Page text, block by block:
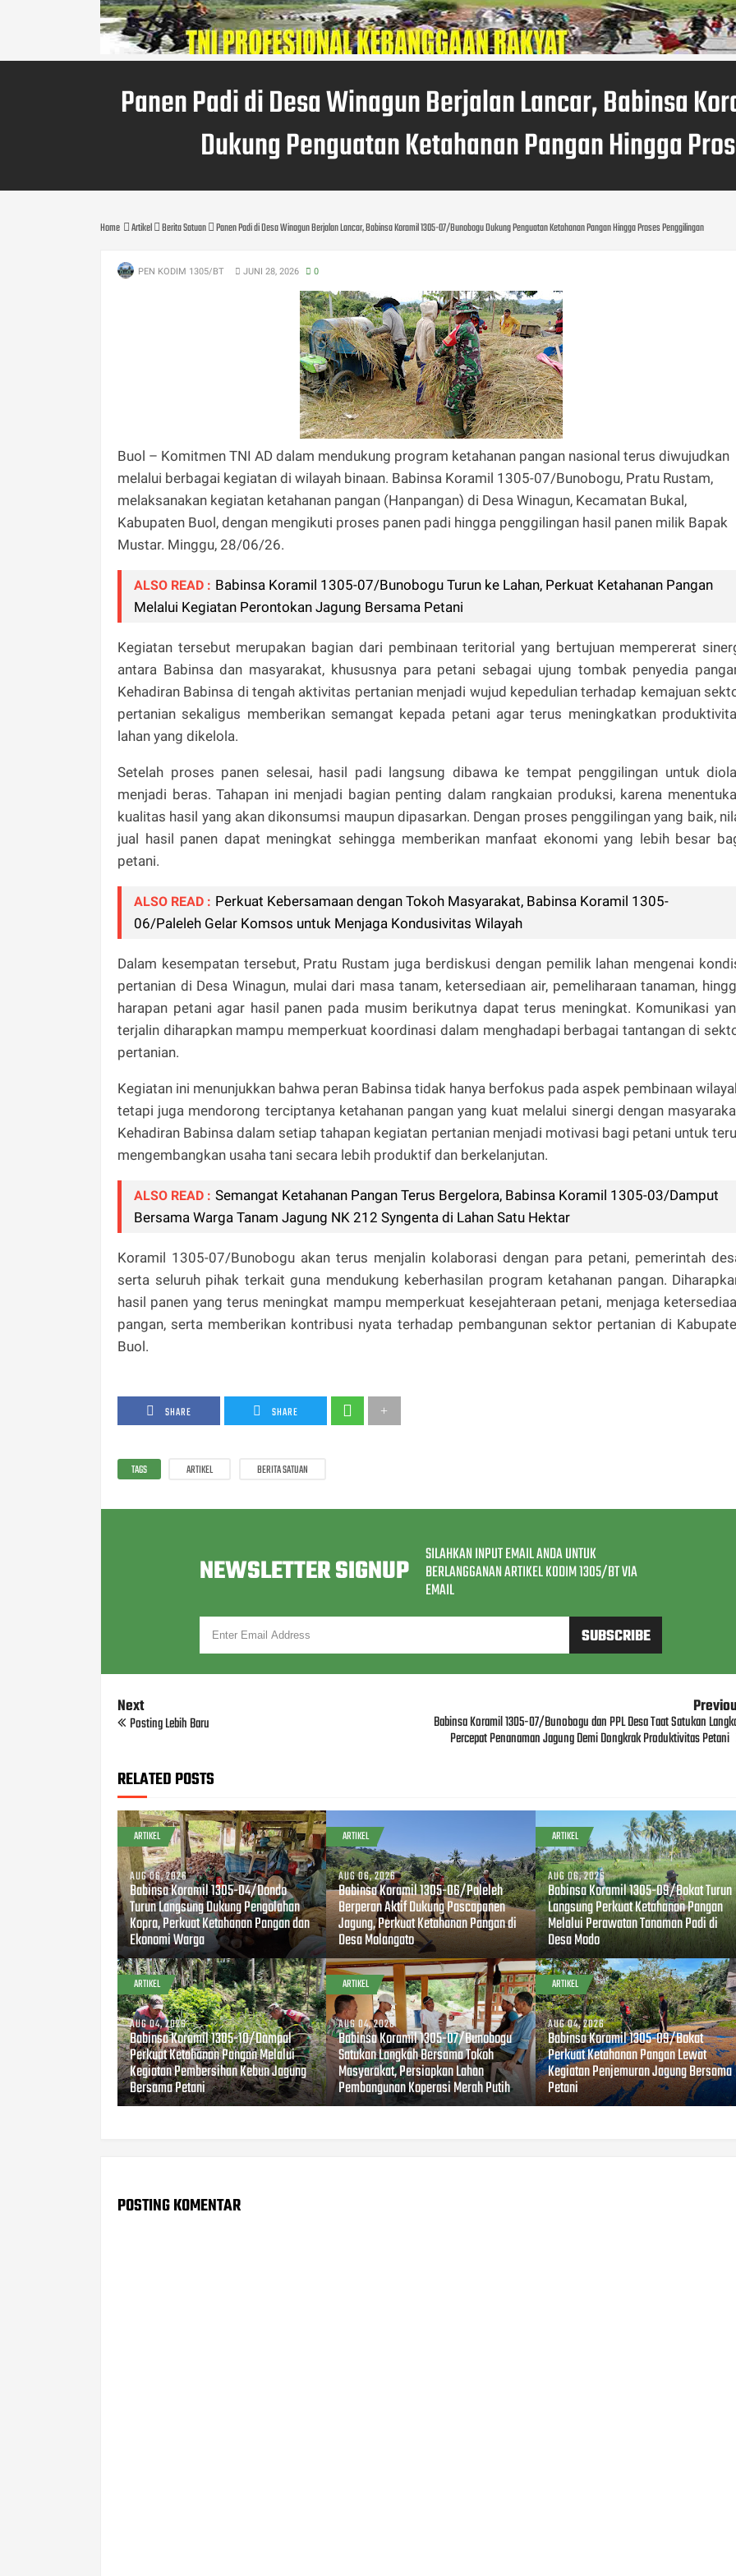
Panen Padi di Desa Winagun Berjalan Lancar, Babinsa
Dukung Penguatan Ketahanan Pangan Hingga
Home Artikel Berita Satuan Panen Padi di Desa Winagun Berjalan Lancar, Babinsa Koramil 1305-07/Bunobogu Dukung Penguatan Ketahanan Pangan Hingga Proses Penggilingan
PEN KODIM 1305/BT JUNI 28, 2026 0
Buol – Komitmen TNI AD dalam mendukung program ketahanan pangan nasional terus diwujudkan
melalui berbagai kegiatan di wilayah binaan. Babinsa Koramil 1305-07/Bunobogu, Pratu Rustam,
melaksanakan kegiatan ketahanan pangan (Hanpangan) di Desa Winagun, Kecamatan Bukal,
Kabupaten Buol, dengan mengikuti proses panen padi hingga penggilingan hasil panen milik Bapak
Mustar. Minggu, 28/06/26.
ALSO READ : Babinsa Koramil 1305-07/Bunobogu Turun ke Lahan, Perkuat Ketahanan Pangan
Melalui Kegiatan Perontokan Jagung Bersama Petani
Kegiatan tersebut merupakan bagian dari pembinaan teritorial yang bertujuan mempererat
antara Babinsa dan masyarakat, khususnya para petani sebagai ujung tombak penyedia
Kehadiran Babinsa di tengah aktivitas pertanian menjadi wujud kepedulian terhadap kemajuan
pertanian sekaligus memberikan semangat kepada petani agar terus meningkatkan
lahan yang dikelola.
Setelah proses panen selesai, hasil padi langsung dibawa ke tempat penggilingan untuk
menjadi beras. Tahapan ini menjadi bagian penting dalam rangkaian produksi, karena
kualitas hasil yang akan dikonsumsi maupun dipasarkan. Dengan proses penggilingan yang baik,
jual hasil panen dapat meningkat sehingga memberikan manfaat ekonomi yang lebih besar
petani.
ALSO READ : Perkuat Kebersamaan dengan Tokoh Masyarakat, Babinsa Koramil 1305-
06/Paleleh Gelar Komsos untuk Menjaga Kondusivitas Wilayah
Dalam kesempatan tersebut, Pratu Rustam juga berdiskusi dengan pemilik lahan mengenai
pertanian di Desa Winagun, mulai dari masa tanam, ketersediaan air, pemeliharaan tanaman,
harapan petani agar hasil panen pada musim berikutnya dapat terus meningkat. Komunikasi
terjalin diharapkan mampu memperkuat koordinasi dalam menghadapi berbagai tantangan di
pertanian.
Kegiatan ini menunjukkan bahwa peran Babinsa tidak hanya berfokus pada aspek pembinaan
tetapi juga mendorong terciptanya ketahanan pangan yang kuat melalui sinergi dengan
Kehadiran Babinsa dalam setiap tahapan kegiatan pertanian menjadi motivasi bagi petani untuk
mengembangkan usaha tani secara lebih produktif dan berkelanjutan.
ALSO READ : Semangat Ketahanan Pangan Terus Bergelora, Babinsa Koramil 1305-03/Damput
Bersama Warga Tanam Jagung NK 212 Syngenta di Lahan Satu Hektar
Koramil 1305-07/Bunobogu akan terus menjalin kolaborasi dengan para petani, pemerintah
serta seluruh pihak terkait guna mendukung keberhasilan program ketahanan pangan.
hasil panen yang terus meningkat mampu memperkuat kesejahteraan petani, menjaga
pangan, serta memberikan kontribusi nyata terhadap pembangunan sektor pertanian di
Buol.
SHARE SHARE
TAGS ARTIKEL BERITA SATUAN
NEWSLETTER SIGNUP SILAHKAN INPUT EMAIL ANDA UNTUK
BERLANGGANAN ARTIKEL KODIM 1305/BT VIA
EMAIL
Next
Posting Lebih Baru Babinsa Koramil 1305-07/Bunobogu dan PPL Desa Taat Satukan
Percepat Penanaman Jagung Demi Dongkrak Produktivitas Petani
RELATED POSTS
ARTIKEL
AUG 06, 2026
Babinsa Koramil 1305-04/Dondo
Turun Langsung Dukung Pengolahan
Kopra, Perkuat Ketahanan Pangan dan
Ekonomi Warga
ARTIKEL
AUG 06, 2026
Babinsa Koramil 1305-06/Paleleh
Berperan Aktif Dukung Pascapanen
Jagung, Perkuat Ketahanan Pangan di
Desa Molangato
ARTIKEL
AUG 06, 2026
Babinsa Koramil 1305-09/Bokat Turun
Langsung Perkuat Ketahanan Pangan
Melalui Perawatan Tanaman Padi di
Desa Modo
ARTIKEL
AUG 04, 2026
Babinsa Koramil 1305-10/Dampal
Perkuat Ketahanan Pangan Melalui
Kegiatan Pembersihan Kebun Jagung
Bersama Petani
ARTIKEL
AUG 04, 2026
Babinsa Koramil 1305-07/Bunobogu
Satukan Langkah Bersama Tokoh
Masyarakat, Persiapkan Lahan
Pembangunan Koperasi Merah Putih
ARTIKEL
AUG 04, 2026
Babinsa Koramil 1305-09/Bokat
Perkuat Ketahanan Pangan Lewat
Kegiatan Penjemuran Jagung Bersama
Petani
POSTING KOMENTAR